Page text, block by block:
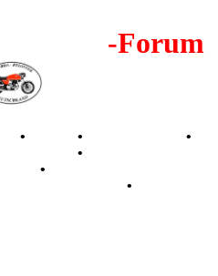
-Forum
• •
•
•
•
•